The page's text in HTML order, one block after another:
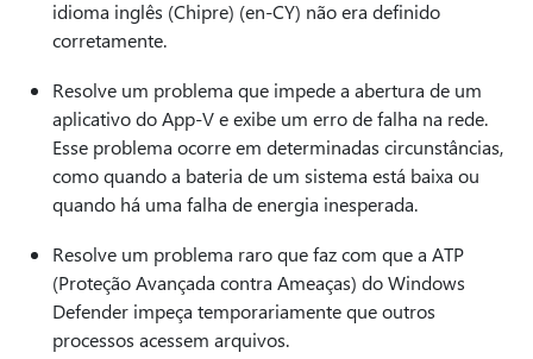
idioma inglês (Chipre) (en-CY) não era definido
corretamente.
Resolve um problema que impede a abertura de um
aplicativo do App-V e exibe um erro de falha na rede.
Esse problema ocorre em determinadas circunstâncias,
como quando a bateria de um sistema está baixa ou
quando há uma falha de energia inesperada.
Resolve um problema raro que faz com que a ATP
(Proteção Avançada contra Ameaças) do Windows
Defender impeça temporariamente que outros
processos acessem arquivos.